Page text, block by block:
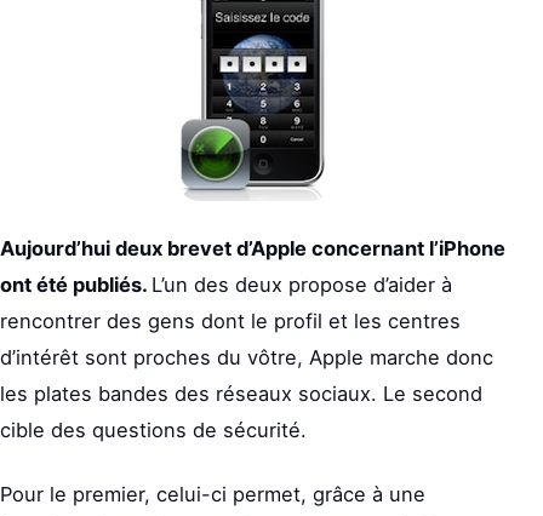
Aujourd’hui deux brevet d’Apple concernant l’iPhone
ont été publiés. L’un des deux propose d’aider à
rencontrer des gens dont le profil et les centres
d’intérêt sont proches du vôtre, Apple marche donc
les plates bandes des réseaux sociaux. Le second
cible des questions de sécurité.
Pour le premier, celui-ci permet, grâce à une